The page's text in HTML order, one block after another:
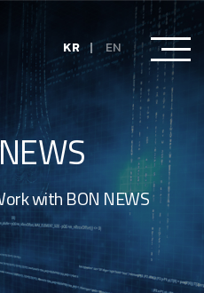
KR EN
with BON NEWS